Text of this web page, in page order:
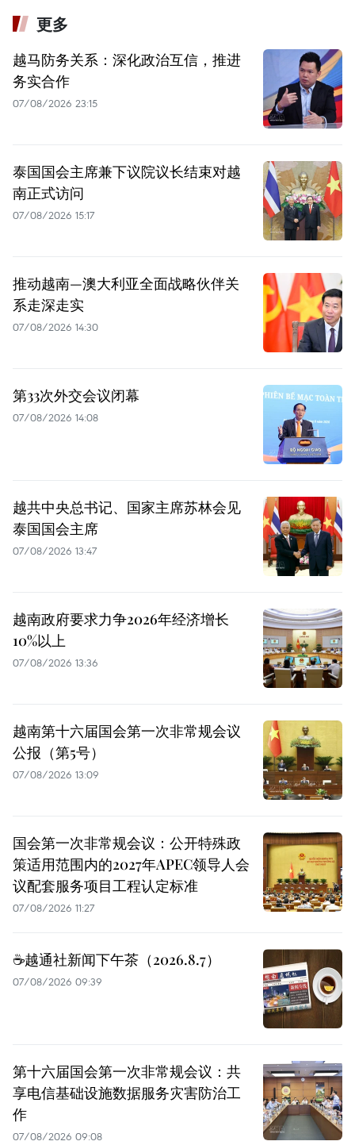
更多
越马防务关系：深化政治互信，推进
务实合作
07/08/2026 23:15
泰国国会主席兼下议院议长结束对越
南正式访问
07/08/2026 15:17
推动越南—澳大利亚全面战略伙伴关
系走深走实
07/08/2026 14:30
第33次外交会议闭幕
07/08/2026 14:08
越共中央总书记、国家主席苏林会见
泰国国会主席
07/08/2026 13:47
越南政府要求力争2026年经济增长
10%以上
07/08/2026 13:36
越南第十六届国会第一次非常规会议
公报（第5号）
07/08/2026 13:09
国会第一次非常规会议：公开特殊政
策适用范围内的2027年APEC领导人会
议配套服务项目工程认定标准
07/08/2026 11:27
☕️越通社新闻下午茶（2026.8.7）
07/08/2026 09:39
第十六届国会第一次非常规会议：共
享电信基础设施数据服务灾害防治工
作
07/08/2026 09:08